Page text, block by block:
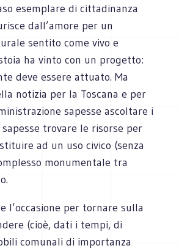
esemplare di cittadinanza
dall’amore per un
sentito come vivo e
ha vinto con un progetto:
deve essere attuato. Ma
notizia per la Toscana e per
sapesse ascoltare i
trovare le risorse per
ad un uso civico (senza
monumentale tra
l’occasione per tornare sulla
(cioè, dati i tempi, di
comunali di importanza